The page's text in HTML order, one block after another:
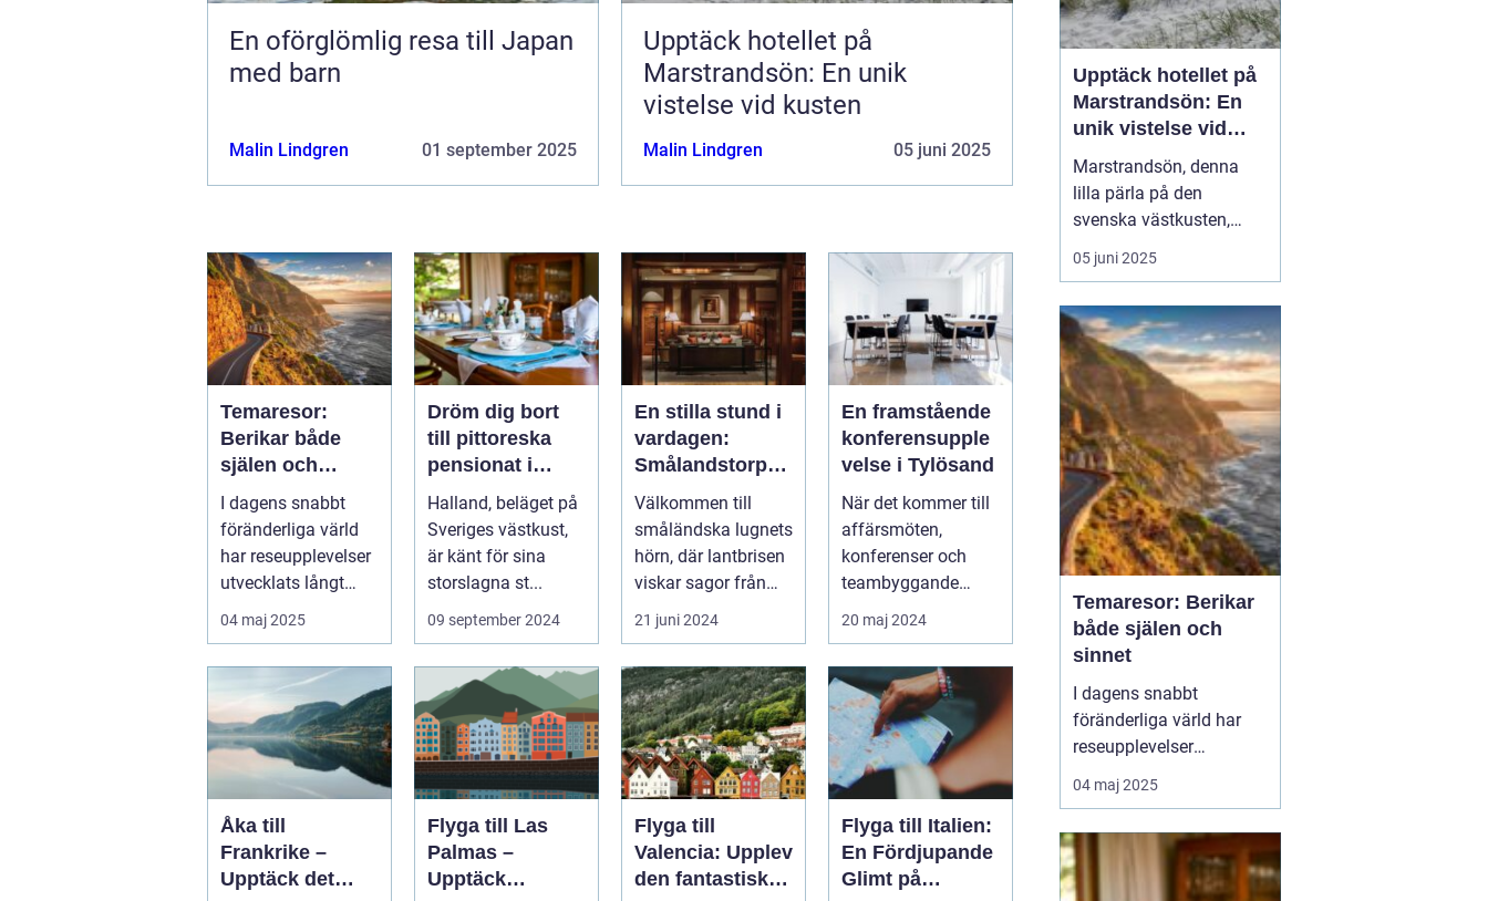
En oförglömlig resa till Japan
med barn
Malin Lindgren 01 september 2025
Upptäck hotellet på
Marstrandsön: En unik
vistelse vid kusten
Malin Lindgren 05 juni 2025
Temaresor:
Berikar både
själen och
sinnet
I dagens snabbt
föränderliga värld
har reseupplevelser
utvecklats långt
bortom ...
04 maj 2025
Dröm dig bort
till pittoreska
pensionat i
Halland
Halland, beläget på
Sveriges västkust,
är känt för sina
storslagna st...
09 september 2024
En stilla stund i
vardagen:
Smålandstorpet
Lanthotell
Välkommen till
småländska lugnets
hörn, där lantbrisen
viskar sagor från
förr och nutidens
stilla gå...
21 juni 2024
En framstående
konferensupple
velse i Tylösand
När det kommer till
affärsmöten,
konferenser och
teambyggande
reträtter, är...
20 maj 2024
Åka till
Frankrike –
Upptäck det
Flyga till Las
Palmas –
Upptäck
Flyga till
Valencia: Upplev
den fantastiska
Flyga till Italien:
En Fördjupande
Glimt på
Upptäck hotellet på
Marstrandsön: En
unik vistelse vid
kusten
Marstrandsön, denna
lilla pärla på den
svenska västkusten,
lockar besökare från när
och fjärran med sin rika
omgivningar. När man
planerar ett besök hit,
spelar valet av...
05 juni 2025
Temaresor: Berikar
både själen och
sinnet
I dagens snabbt
föränderliga värld har
reseupplevelser
utvecklats långt bortom
traditionella sightseeing-
i popularitet är
temaresor, där resenärer
04 maj 2025